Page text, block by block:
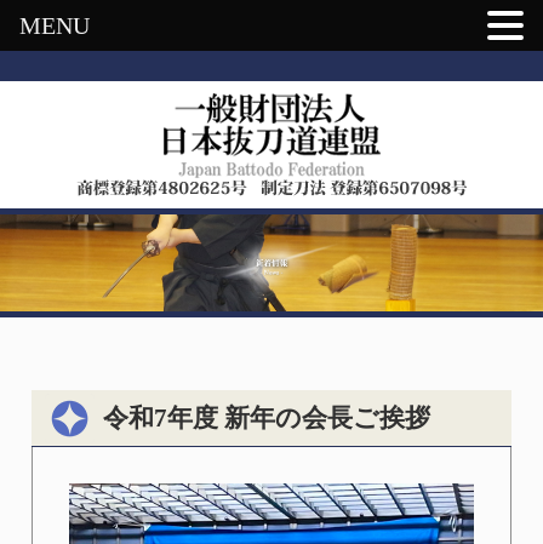
令和7年度 新年の会長ご挨拶
MENU